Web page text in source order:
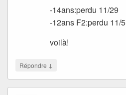
-14ans:perdu 11/29
-12ans F2:perdu 11/5
voilà!
Répondre ↓